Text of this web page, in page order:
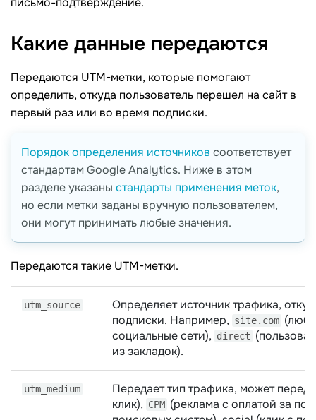
Какие данные передаются
Передаются UTM-метки, которые помогают
определить, откуда пользователь перешел на сайт в
первый раз или во время подписки.
Порядок определения источников соответствует
стандартам Google Analytics. Ниже в этом
разделе указаны стандарты применения меток,
но если метки заданы вручную пользователем,
они могут принимать любые значения.
Передаются такие UTM-метки.
utm_source
Определяет источник трафика,
подписки. Например, site.com
социальные сети), direct
из закладок).
utm_medium
Передает тип трафика, может
клик), CPM (реклама с оплатой за